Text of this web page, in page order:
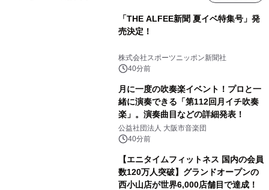
「THE ALFEE新聞 夏イベ特集号」発
売決定！
株式会社スポーツニッポン新聞社
40分前
月に一度の吹奏楽イベント！プロと一
緒に演奏できる「第112回月イチ吹奏
楽」。演奏曲目などの詳細発表！
公益社団法人 大阪市音楽団
40分前
【エニタイムフィットネス 国内の会員
数120万人突破】グランドオープンの
西小山店が世界6,000店舗目で達成！